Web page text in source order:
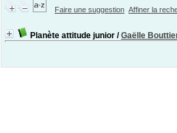
Faire une suggestion Affiner la
Planète attitude junior /Gaëlle